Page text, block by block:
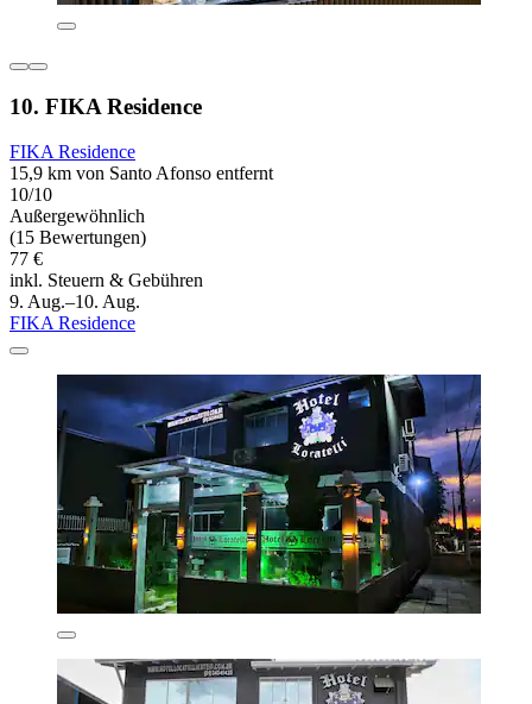
10. FIKA Residence
FIKA Residence
15,9 km von Santo Afonso entfernt
10/10
Außergewöhnlich
(15 Bewertungen)
77 €
inkl. Steuern & Gebühren
9. Aug.–10. Aug.
FIKA Residence